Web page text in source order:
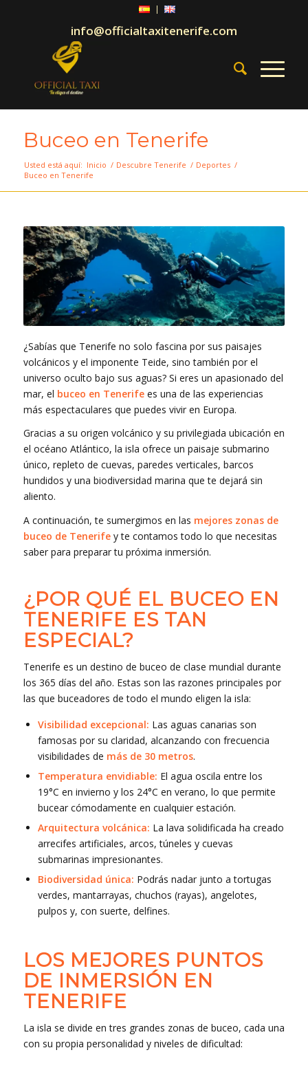
info@officialtaxitenerife.com
Buceo en Tenerife
Usted está aquí: Inicio / Descubre Tenerife / Deportes /
Buceo en Tenerife
¿Sabías que Tenerife no solo fascina por sus paisajes
volcánicos y el imponente Teide, sino también por el
universo oculto bajo sus aguas? Si eres un apasionado del
mar, el buceo en Tenerifees una de las experiencias
más espectaculares que puedes vivir en Europa.
Gracias a su origen volcánico y su privilegiada ubicación en
el océano Atlántico, la isla ofrece un paisaje submarino
único, repleto de cuevas, paredes verticales, barcos
hundidos y una biodiversidad marina que te dejará sin
aliento.
A continuación, te sumergimos en las mejores zonas de
buceo de Tenerifey te contamos todo lo que necesitas
saber para preparar tu próxima inmersión.
¿POR QUÉ EL BUCEO EN
TENERIFE ES TAN
ESPECIAL?
Tenerife es un destino de buceo de clase mundial durante
los 365 días del año. Estas son las razones principales por
las que buceadores de todo el mundo eligen la isla:
Visibilidad excepcional: Las aguas canarias son
famosas por su claridad, alcanzando con frecuencia
visibilidades de más de 30 metros.
Temperatura envidiable: El agua oscila entre los
19°C en invierno y los 24°C en verano, lo que permite
bucear cómodamente en cualquier estación.
Arquitectura volcánica: La lava solidificada ha creado
arrecifes artificiales, arcos, túneles y cuevas
submarinas impresionantes.
Biodiversidad única: Podrás nadar junto a tortugas
verdes, mantarrayas, chuchos (rayas), angelotes,
pulpos y, con suerte, delfines.
LOS MEJORES PUNTOS
DE INMERSIÓN EN
TENERIFE
La isla se divide en tres grandes zonas de buceo, cada una
con su propia personalidad y niveles de dificultad: